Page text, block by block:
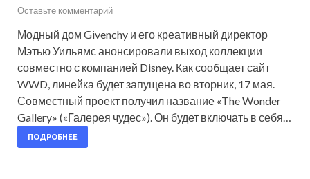
Оставьте комментарий
Модный дом Givenchy и его креативный директор
Мэтью Уильямс анонсировали выход коллекции
совместно с компанией Disney. Как сообщает сайт
WWD, линейка будет запущена во вторник, 17 мая.
Совместный проект получил название «The Wonder
Gallery» («Галерея чудес»). Он будет включать в себя…
ПОДРОБНЕЕ